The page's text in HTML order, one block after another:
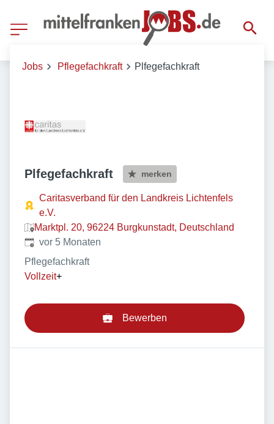
Jobs Pflegefachkraft Plfegefachkraft
Plfegefachkraft merken
Caritasverband für den Landkreis Lichtenfels
e.V.
Marktpl. 20, 96224 Burgkunstadt, Deutschland
Veröffentlicht:
vor 5 Monaten
Pflegefachkraft
Vollzeit+
Bewerben